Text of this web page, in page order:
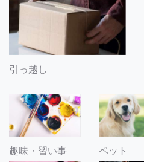
引っ越し
趣味・習い事 ペット